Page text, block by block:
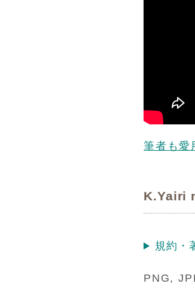
筆者も
K.Yairi
規約・
PNG,